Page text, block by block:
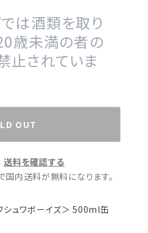
は酒類を取り
歳未満の者の
止されていま
OUT
送料を確認する
内送料が無料になります。
ュワボーイズ＞ 500ml缶